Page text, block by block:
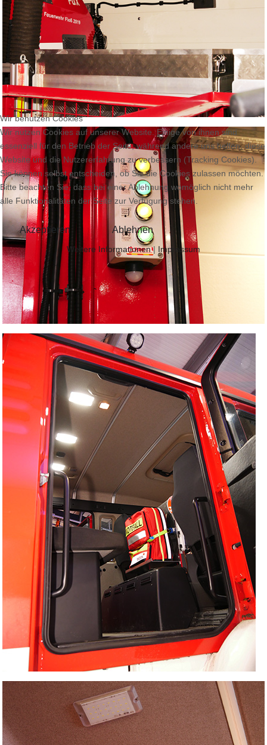
Wir benutzen Cookies
Wir nutzen Cookies auf unserer Website. Einige von ihnen sind
essenziell für den Betrieb der Seite, während andere uns helfen, diese
Website und die Nutzererfahrung zu verbessern (Tracking Cookies).
Sie können selbst entscheiden, ob Sie die Cookies zulassen möchten.
Bitte beachten Sie, dass bei einer Ablehnung womöglich nicht mehr
alle Funktionalitäten der Seite zur Verfügung stehen.
Akzeptieren Ablehnen
Weitere Informationen| Impressum